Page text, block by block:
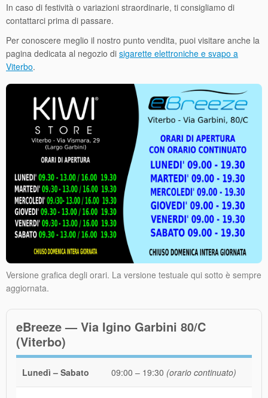
In caso di festività o variazioni straordinarie, ti consigliamo di
contattarci prima di passare.
Per conoscere meglio il nostro punto vendita, puoi visitare anche la
pagina dedicata al negozio di sigarette elettroniche e svapo a
Viterbo.
Versione grafica degli orari. La versione testuale qui sotto è sempre
aggiornata.
eBreeze — Via Igino Garbini 80/C
(Viterbo)
Lunedì – Sabato 09:00 – 19:30 (orario continuato)